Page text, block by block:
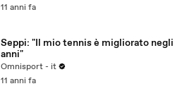
11 anni fa
Seppi: "Il mio tennis è migliorato negli
anni"
Omnisport - it
11 anni fa